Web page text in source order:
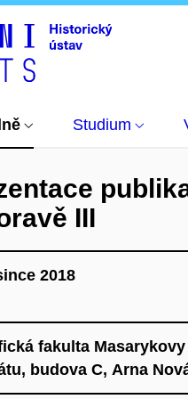
Studium
III
2018
fakulta
budova C, Arna